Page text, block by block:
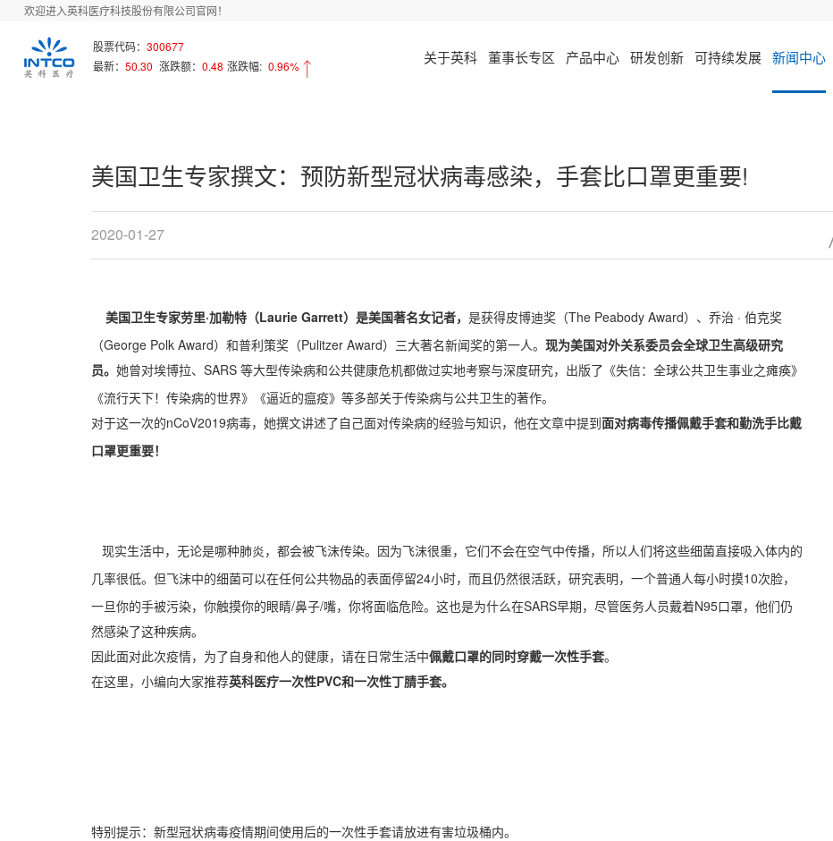
欢迎进入英科医疗科技股份有限公司官网！
股票代码：300677
最新：50.30 涨跌额：0.48 涨跌幅: 0.96% 关于英科 董事长专区 产品中心 研发创新 可持续发展 新闻中心
首页 新闻中心 Array
美国卫生专家撰文：预防新型冠状病毒感染，手套比口罩更重要!
2020-01-27
美国卫生专家劳里·加勒特（Laurie Garrett）是美国著名女记者， 是获得皮博迪奖（The Peabody Award）、乔治 · 伯克奖
（George Polk Award）和普利策奖（Pulitzer Award）三大著名新闻奖的第一人。 现为美国对外关系委员会全球卫生高级研究
员。 她曾对埃博拉、 SARS 等大型传染病和公共健康危机都做过实地考察与深度研究，出版了《失信：全球公共卫生事业之瘫痪》
《流行天下！传染病的世界》《逼近的瘟疫》等多部关于传染病与公共卫生的著作。
对于这一次的nCoV2019病毒，她撰文讲述了自己面对传染病的经验与知识，他在文章中提到面对病毒传播佩戴手套和勤洗手比戴
口罩更重要！
现实生活中，无论是哪种肺炎，都会被飞沫传染。因为飞沫很重，它们不会在空气中传播，所以人们将这些细菌直接吸入体内的
几率很低。但飞沫中的细菌可以在任何公共物品的表面停留24小时，而且仍然很活跃，研究表明，一个普通人每小时摸10次脸，
一旦你的手被污染，你触摸你的眼睛/鼻子/嘴，你将面临危险。这也是为什么在SARS早期，尽管医务人员戴着N95口罩，他们仍
然感染了这种疾病。
因此面对此次疫情，为了自身和他人的健康，请在日常生活中佩戴口罩的同时穿戴一次性手套。
在这里，小编向大家推荐英科医疗一次性PVC和一次性丁腈手套。
特别提示：新型冠状病毒疫情期间使用后的一次性手套请放进有害垃圾桶内。